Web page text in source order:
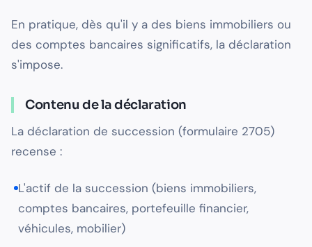
En pratique, dès qu'il y a des biens immobiliers ou
des comptes bancaires significatifs, la déclaration
s'impose.
Contenu de la déclaration
La déclaration de succession (formulaire 2705)
recense :
L'actif de la succession (biens immobiliers,
comptes bancaires, portefeuille financier,
véhicules, mobilier)